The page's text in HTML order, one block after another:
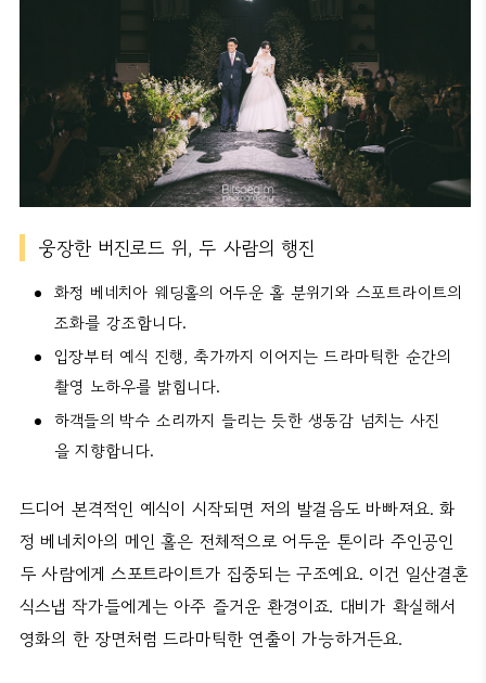
웅장한 버진로드 위, 두 사람의 행진
화정 베네치아 웨딩홀의 어두운 홀 분위기와 스포트라이트의
조화를 강조합니다.
입장부터 예식 진행, 축가까지 이어지는 드라마틱한 순간의
촬영 노하우를 밝힙니다.
하객들의 박수 소리까지 들리는 듯한 생동감 넘치는 사진
을 지향합니다.
드디어 본격적인 예식이 시작되면 저의 발걸음도 바빠져요. 화
정 베네치아의 메인 홀은 전체적으로 어두운 톤이라 주인공인
두 사람에게 스포트라이트가 집중되는 구조예요. 이건 일산결혼
식스냅 작가들에게는 아주 즐거운 환경이죠. 대비가 확실해서
영화의 한 장면처럼 드라마틱한 연출이 가능하거든요.